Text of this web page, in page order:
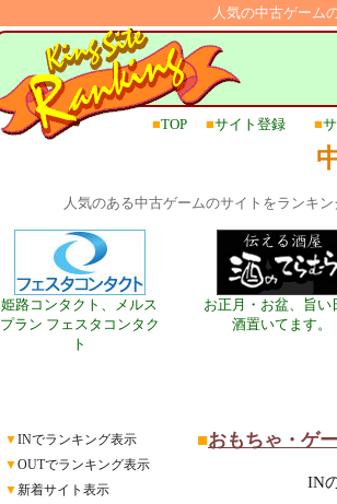
人気の中古ゲーム
■TOP ■サイト登録 ■
人気のある中古ゲームのサイトをランキ
姫路コンタクト、メルス
プラン フェスタコンタク
ト
お正月・お盆、旨い
酒置いてます。
▼INでランキング表示
▼OUTでランキング表示
▼新着サイト表示
■おもちゃ・ゲ
IN